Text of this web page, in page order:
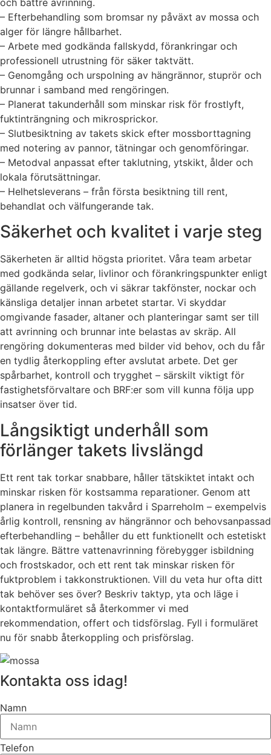
– Efterbehandling som bromsar ny påväxt av mossa och
alger för längre hållbarhet.
– Arbete med godkända fallskydd, förankringar och
professionell utrustning för säker taktvätt.
– Genomgång och urspolning av hängrännor, stuprör och
brunnar i samband med rengöringen.
– Planerat takunderhåll som minskar risk för frostlyft,
fuktinträngning och mikrosprickor.
– Slutbesiktning av takets skick efter mossborttagning
med notering av pannor, tätningar och genomföringar.
– Metodval anpassat efter taklutning, ytskikt, ålder och
lokala förutsättningar.
– Helhetsleverans – från första besiktning till rent,
behandlat och välfungerande tak.
Säkerhet och kvalitet i varje steg
Säkerheten är alltid högsta prioritet. Våra team arbetar
med godkända selar, livlinor och förankringspunkter enligt
gällande regelverk, och vi säkrar takfönster, nockar och
känsliga detaljer innan arbetet startar. Vi skyddar
omgivande fasader, altaner och planteringar samt ser till
att avrinning och brunnar inte belastas av skräp. All
rengöring dokumenteras med bilder vid behov, och du får
en tydlig återkoppling efter avslutat arbete. Det ger
spårbarhet, kontroll och trygghet – särskilt viktigt för
fastighetsförvaltare och BRF:er som vill kunna följa upp
insatser över tid.
Långsiktigt underhåll som
förlänger takets livslängd
Ett rent tak torkar snabbare, håller tätskiktet intakt och
minskar risken för kostsamma reparationer. Genom att
planera in regelbunden takvård i Sparreholm – exempelvis
årlig kontroll, rensning av hängrännor och behovsanpassad
efterbehandling – behåller du ett funktionellt och estetiskt
tak längre. Bättre vattenavrinning förebygger isbildning
och frostskador, och ett rent tak minskar risken för
fuktproblem i takkonstruktionen. Vill du veta hur ofta ditt
tak behöver ses över? Beskriv taktyp, yta och läge i
kontaktformuläret så återkommer vi med
rekommendation, offert och tidsförslag. Fyll i formuläret
nu för snabb återkoppling och prisförslag.
Kontakta oss idag!
Namn
Telefon